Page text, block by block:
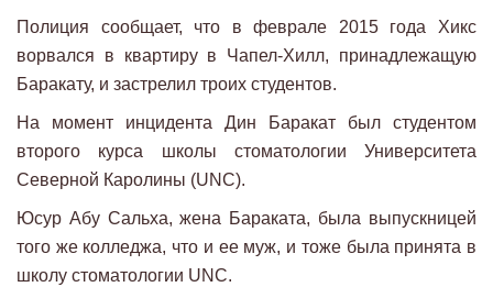
Полиция сообщает, что в феврале 2015 года Хикс
ворвался в квартиру в Чапел-Хилл, принадлежащую
Баракату, и застрелил троих студентов.
На момент инцидента Дин Баракат был студентом
второго курса школы стоматологии Университета
Северной Каролины (UNC).
Юсур Абу Сальха, жена Бараката, была выпускницей
того же колледжа, что и ее муж, и тоже была принята в
школу стоматологии UNC.